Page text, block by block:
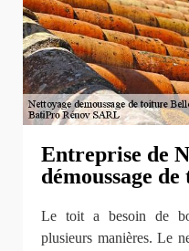
Entreprise de
démoussage
Le toit a besoin de
plusieurs manières. Le